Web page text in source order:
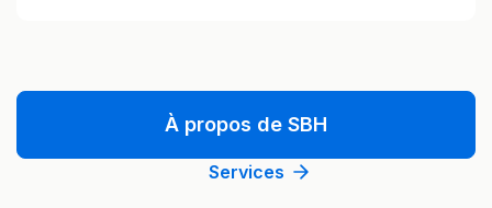
À propos de SBH
Services